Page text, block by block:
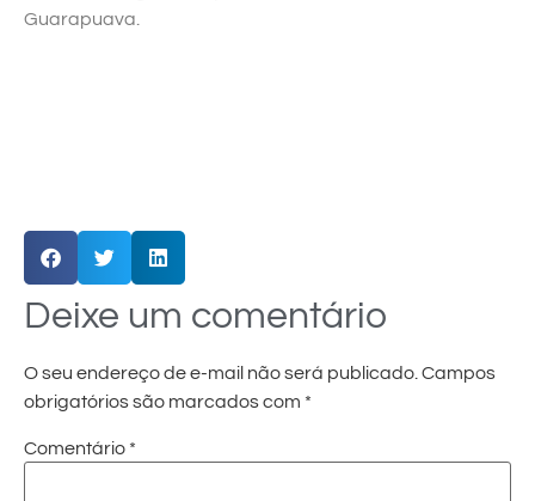
Guarapuava.
Deixe um comentário
O seu endereço de e-mail não será publicado. Campos
obrigatórios são marcados com *
Comentário *